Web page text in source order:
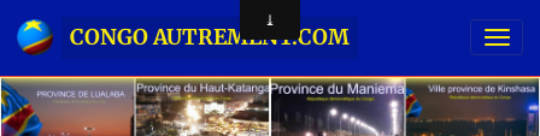
CONGO AUTREMENT.COM